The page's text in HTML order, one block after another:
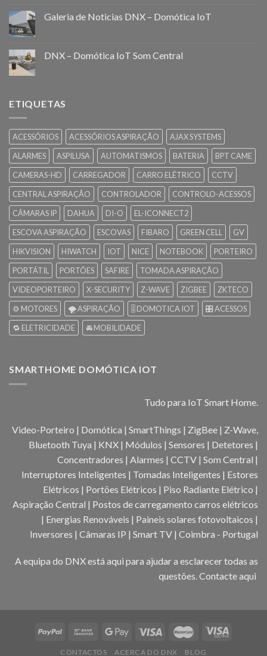
Galeria de Noticias DNX – Domótica IoT
DNX – Domótica IoT Som Central
ETIQUETAS
ACESSÓRIOS ACESSÓRIOS ASPIRAÇÃO
AJAX SYSTEMS
ALARMES
ASPILUSA AUTOMATISMOS BATERIA
BPT CAME
CAMERAS-HD
CARREGADOR CARRO ELÉTRICO
CCTV
CENTRAL ASPIRAÇÃO
CONTROLADOR
CONTROLO-ACESSOS
CÂMARAS IP
DAHUA DI-O
EL-ICONNECT2
ESCOVA ASPIRAÇÃO
ESCOVAS FIBARO GREEN CELL
GV
HIKVISION
HIWATCH IOT NICE NOTEBOOK
PORTEIRO
PORTÁTIL
PORTÕES SAFIRE
TOMADA ASPIRAÇÃO
VIDEOPORTEIRO
X-SECURITY Z-WAVE ZIGBEE
ZKTECO
⚙️ MOTORES
🌪️ ASPIRAÇÃO 🎚️ DOMOTICA IOT
🎛️ ACESSOS
🔁 ELETRICIDADE
🚘 MOBILIDADE
SMARTHOME DOMÓTICA IOT
Tudo para IoT Smart Home.
Video-Porteiro | Domótica | SmartThings | ZigBee | Z-Wave,
Bluetooth Tuya | KNX | Módulos | Sensores | Detetores |
Concentradores | Alarmes | CCTV | Som Central |
Interruptores Inteligentes | Tomadas Inteligentes | Estores
Elétricos | Portões Elétricos | Piso Radiante Elétrico |
Aspiração Central | Postos de carregamento carros elétricos
| Energias Renováveis | Paineis solares fotovoltaicos |
Inversores | Câmaras IP | Smart TV | Coimbra - Portugal
A equipa do DNX está aqui para ajudar a esclarecer todas as
questões.Contacte aqui
CONTACTOS ACERCA DO DNX BLOG